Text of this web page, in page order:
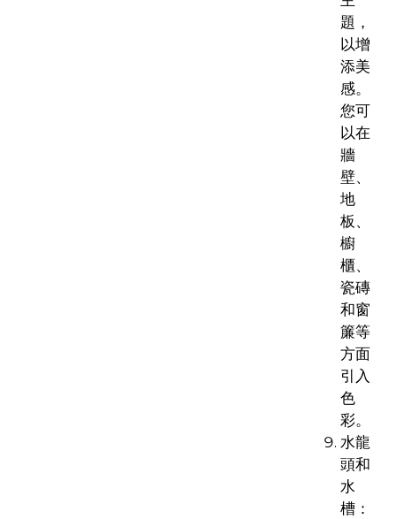
題，
以增
添美
感。
您可
以在
牆
壁、
地
板、
櫥
櫃、
瓷磚
和窗
簾等
方面
引入
色
彩。
水龍
頭和
水
槽：